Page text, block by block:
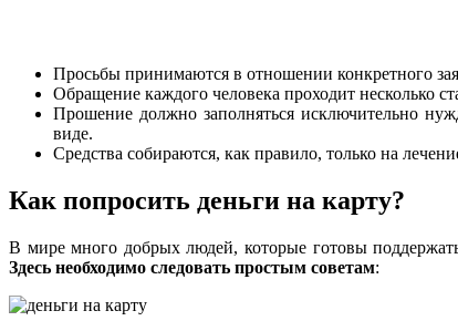
Просьбы принимаются в отношении конкретного
Обращение каждого человека проходит несколько
Прошение должно заполняться исключительно
виде.
Средства собираются, как правило, только на
Как попросить деньги на карту?
В мире много добрых людей, которые готовы
Здесь необходимо следовать простым советам: